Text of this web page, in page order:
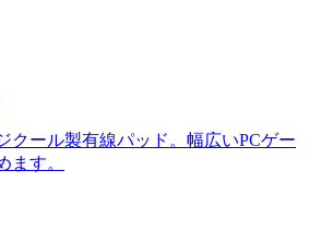
クール製有線パッド。幅広いPCゲー
ます。